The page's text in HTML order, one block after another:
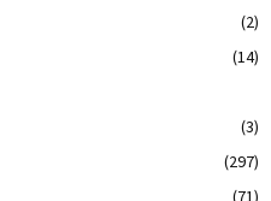
(2)
(14)
(3)
(297)
(71)